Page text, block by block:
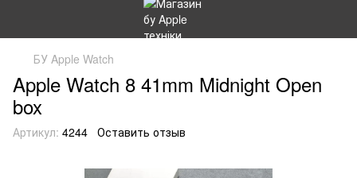
БУ Apple Watch
Apple Watch 8 41mm Midnight Open
box
Артикул: 4244 Оставить отзыв